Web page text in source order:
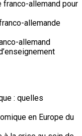
franco-allemand pour
allemande
allemand
: quelles
en Europe du